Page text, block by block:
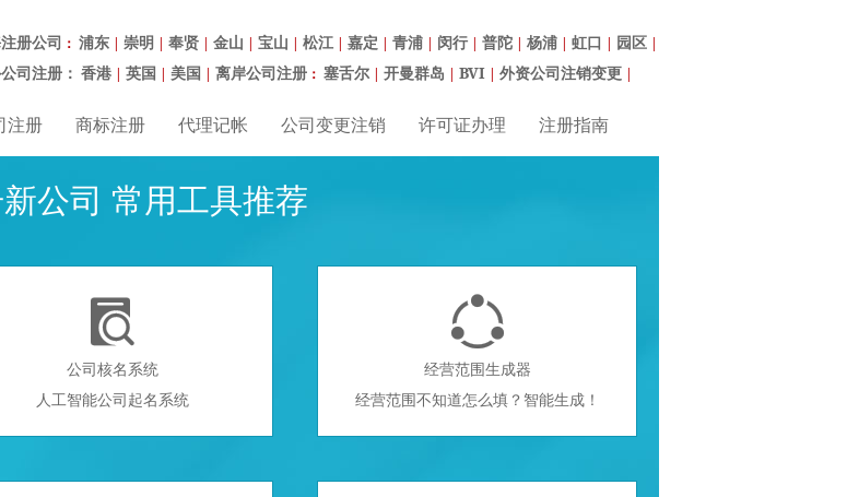
册公司 ： 浦东 | 崇明 | 奉贤 | 金山 | 宝山 | 松江 | 嘉定 | 青浦 | 闵行 | 普陀 | 杨浦 | 虹口 | 园区 |
司注册： 香港 | 英国 | 美国 | 离岸公司注册 ： 塞舌尔 | 开曼群岛 | BVI | 外资公司注销变更 |
注册 商标注册 代理记帐 公司变更注销 许可证办理 注册指南
公司 常用工具推荐

公司核名系统
人工智能公司起名系统

经营范围生成器
经营范围不知道怎么填？智能生成！